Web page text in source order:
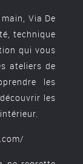
Via De
technique
qui vous
ateliers de
les
les